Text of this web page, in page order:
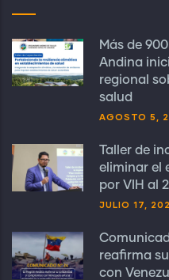
Más de
Andina
regional
salud
AGOSTO 5,
Taller de
eliminar el
por VIH al
JULIO 17,
reafirma
con